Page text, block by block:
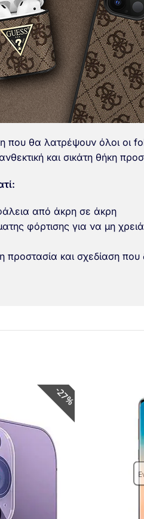
που θα λατρέψουν όλοι οι
και σικάτη θήκη
από άκρη σε άκρη
φόρτισης για να μη
και σχεδίαση
27%